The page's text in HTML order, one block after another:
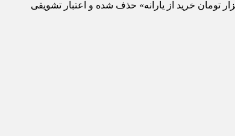
دوم طرح فجرانه الکترونیک در حالی تا ۱۷ فروردین‌ ادامه دارد که مرحله سوم آن نیز از ۱۸ فروردین آغاز خواهد شد؛ طرحی که «شرط ۲۰۰ هزار تومان خرید از یارانه» حذف شده و اعتبار تشویقی